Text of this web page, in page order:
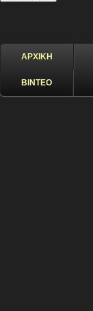
ΑΡΧΙΚΗ
ΒΙΝΤΕΟ